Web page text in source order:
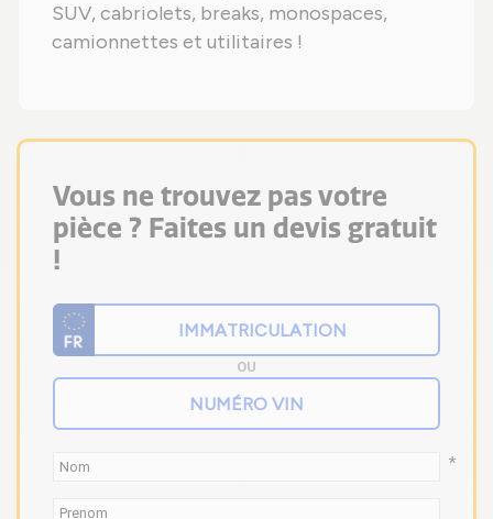
SUV, cabriolets, breaks, monospaces,
camionnettes et utilitaires !
Vous ne trouvez pas votre
pièce ? Faites un devis gratuit
!
OU
*